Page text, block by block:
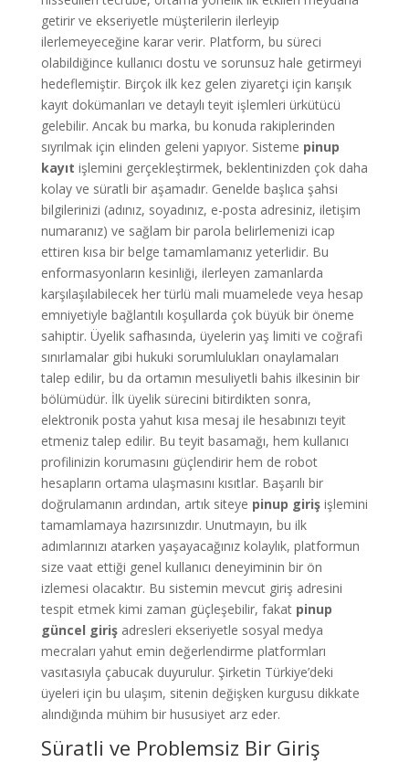
getirir ve ekseriyetle müşterilerin ilerleyip
ilerlemeyeceğine karar verir. Platform, bu süreci
olabildiğince kullanıcı dostu ve sorunsuz hale getirmeyi
hedeflemiştir. Birçok ilk kez gelen ziyaretçi için karışık
kayıt dokümanları ve detaylı teyit işlemleri ürkütücü
gelebilir. Ancak bu marka, bu konuda rakiplerinden
sıyrılmak için elinden geleni yapıyor. Sisteme pinup
kayıt işlemini gerçekleştirmek, beklentinizden çok daha
kolay ve süratli bir aşamadır. Genelde başlıca şahsi
bilgilerinizi (adınız, soyadınız, e-posta adresiniz, iletişim
numaranız) ve sağlam bir parola belirlemenizi icap
ettiren kısa bir belge tamamlamanız yeterlidir. Bu
enformasyonların kesinliği, ilerleyen zamanlarda
karşılaşılabilecek her türlü mali muamelede veya hesap
emniyetiyle bağlantılı koşullarda çok büyük bir öneme
sahiptir. Üyelik safhasında, üyelerin yaş limiti ve coğrafi
sınırlamalar gibi hukuki sorumlulukları onaylamaları
talep edilir, bu da ortamın mesuliyetli bahis ilkesinin bir
bölümüdür. İlk üyelik sürecini bitirdikten sonra,
elektronik posta yahut kısa mesaj ile hesabınızı teyit
etmeniz talep edilir. Bu teyit basamağı, hem kullanıcı
profilinizin korumasını güçlendirir hem de robot
hesapların ortama ulaşmasını kısıtlar. Başarılı bir
doğrulamanın ardından, artık siteye pinup girişişlemini
tamamlamaya hazırsınızdır. Unutmayın, bu ilk
adımlarınızı atarken yaşayacağınız kolaylık, platformun
size vaat ettiği genel kullanıcı deneyiminin bir ön
izlemesi olacaktır. Bu sistemin mevcut giriş adresini
tespit etmek kimi zaman güçleşebilir, fakat pinup
güncel girişadresleri ekseriyetle sosyal medya
mecraları yahut emin değerlendirme platformları
vasıtasıyla çabucak duyurulur. Şirketin Türkiye’deki
üyeleri için bu ulaşım, sitenin değişken kurgusu dikkate
alındığında mühim bir hususiyet arz eder.
Süratli ve Problemsiz Bir Giriş